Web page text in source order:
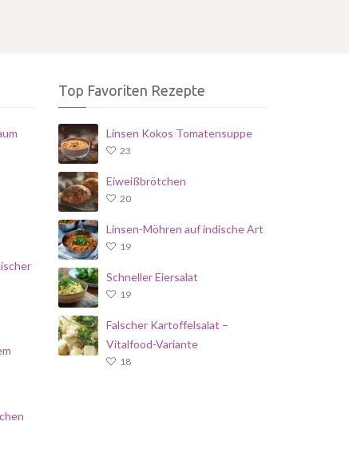
Top Favoriten Rezepte
Linsen Kokos Tomatensuppe
23
Eiweißbrötchen
20
Linsen-Möhren auf indische Art
19
Schneller Eiersalat
19
Falscher Kartoffelsalat –
Vitalfood-Variante
18